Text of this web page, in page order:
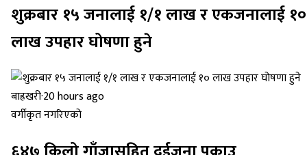
शुक्रबार १५ जनालाई १/१ लाख र एकजनालाई १०
लाख उपहार घोषणा हुने
बाह्रखरी·20 hours ago
वर्गीकृत नगरिएको